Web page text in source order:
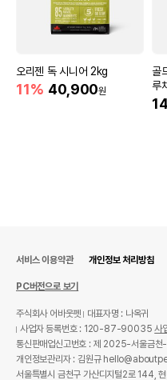
오리젠 독 시니어 2kg
11% 40,900원
골
루
서비스 이용약관 개인정보 처리방침
PC버전으로 보기
주식회사 어바웃펫
대표자명 : 나옥귀
사업자 등록번호 : 120-87-90035사
통신판매업신고번호 : 제 2025-서울금
개인정보관리자 : 김원규
서울특별시 금천구 가산디지털2로 144,